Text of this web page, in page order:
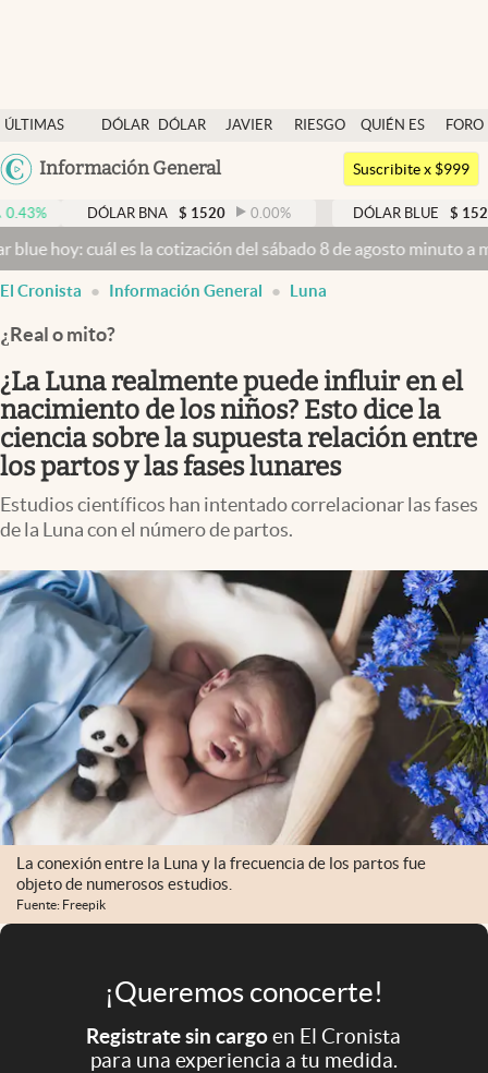
ÚLTIMAS
NOTICIAS
DÓLAR
DÓLAR
JAVIER
RIESGO
QUIÉN ES
QUIÉN
FORO
Argentina
México
Información General
Dólar
Members
Economía y Política
Finanzas y Mercados
Mercados Online
Negocios
Columnistas
Otras secciones
Apertura
Infotechnology
Clase
Clima
Mundial 2026
Eventos Corporativos
El Cronista Studio
Mediakit
abre en nueva pestaña
Argentina
Suscribite x $999
DÓLAR BNA $ 1520 0.00% DÓLAR BLUE $ 1525 -0.33
es la cotización del sábado 8 de agosto minuto a minutoDólar
El Cronista Información General Luna
¿Real o mito?
¿La Luna realmente puede influir en el
nacimiento de los niños? Esto dice la
ciencia sobre la supuesta relación entre
los partos y las fases lunares
Estudios científicos han intentado correlacionar las fases
de la Luna con el número de partos.
La conexión entre la Luna y la frecuencia de los partos fue
objeto de numerosos estudios.
Fuente: Freepik
¡Queremos conocerte!
Registrate sin cargoen El Cronista
para una experiencia a tu medida.